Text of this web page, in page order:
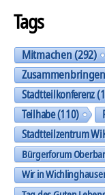
Tags
Mitmachen(292)
Zusammenbringen
Stadtteilkonferenz
Teilhabe(110)
Stadtteilzentrum
Bürgerforum
Wir in